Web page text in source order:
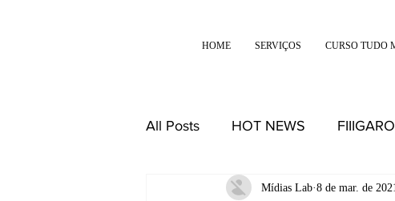
HOME SERVIÇOS CURSO TUDO
All Posts HOT NEWS FIIIGARO
DESIGN REFLEXÕES
Mídias Lab 8 de mar. de